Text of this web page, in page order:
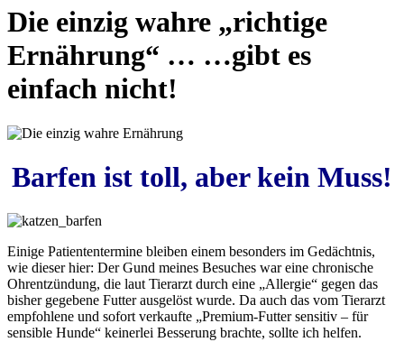
Die einzig wahre „richtige
Ernährung“ … …gibt es
einfach nicht!
Barfen ist toll, aber kein Muss!
Einige Patiententermine bleiben einem besonders im Gedächtnis,
wie dieser hier: Der Gund meines Besuches war eine chronische
Ohrentzündung, die laut Tierarzt durch eine „Allergie“ gegen das
bisher gegebene Futter ausgelöst wurde. Da auch das vom Tierarzt
empfohlene und sofort verkaufte „Premium-Futter sensitiv – für
sensible Hunde“ keinerlei Besserung brachte, sollte ich helfen.